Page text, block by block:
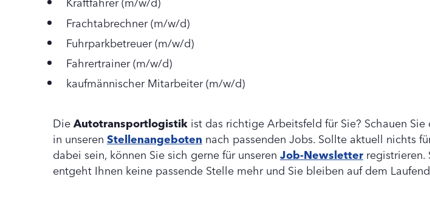
Frachtabrechner (m/w/d)
Fuhrparkbetreuer (m/w/d)
Fahrertrainer (m/w/d)
kaufmännischer Mitarbeiter (m/w/d)
DieAutotransportlogistik ist das richtige Arbeitsfeld für Sie? Schauen Sie
in unseren Stellenangeboten nach passenden Jobs. Sollte aktuell nichts
dabei sein, können Sie sich gerne für unseren Job-Newsletter registrieren.
entgeht Ihnen keine passende Stelle mehr und Sie bleiben auf dem